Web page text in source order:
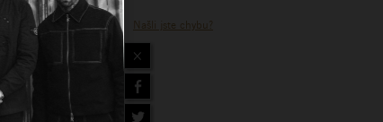
Našli jste chybu?
×